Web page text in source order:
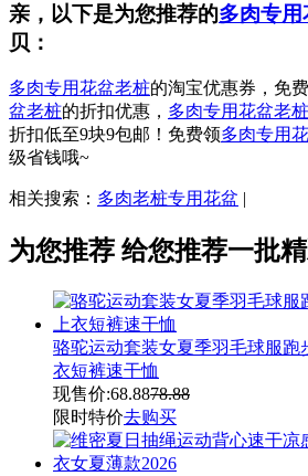
亲，以下是为您推荐的多肉专
贝：
多肉专用花盆老桩的淘宝优惠券，免
盆老桩的折扣优惠， 多肉专用花盆老桩
折扣低至9块9包邮！免费领多肉专用
级省钱哦~
相关搜索： 多肉老桩专用花盆 |
为您推荐 给您推荐一批
骆驼运动套装女夏季羽毛球服跑
衣短裤速干恤
现售价:68.8878.88
限时特价去购买